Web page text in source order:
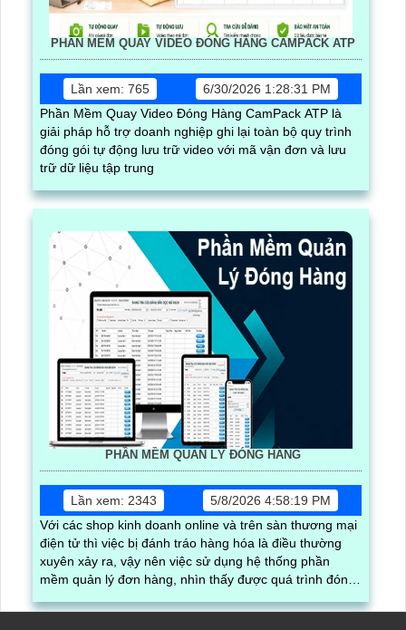
PHẦN MỀM QUAY VIDEO ĐÓNG HÀNG CAMPACK ATP
Lần xem: 765
6/30/2026 1:28:31 PM
Phần Mềm Quay Video Đóng Hàng CamPack ATP là
giải pháp hỗ trợ doanh nghiệp ghi lại toàn bộ quy trình
đóng gói tự động lưu trữ video với mã vận đơn và lưu
trữ dữ liệu tập trung
PHẦN MỀM QUẢN LÝ ĐÓNG HÀNG
Lần xem: 2343
5/8/2026 4:58:19 PM
Với các shop kinh doanh online và trên sàn thương mại
điện tử thì việc bị đánh tráo hàng hóa là điều thường
xuyên xảy ra, vậy nên việc sử dụng hệ thống phần
mềm quản lý đơn hàng, nhìn thấy được quá trình đóng
được ghi lại một cách dễ dàng